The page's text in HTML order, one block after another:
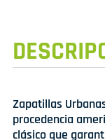
Zapatillas
procedencia
clásico que